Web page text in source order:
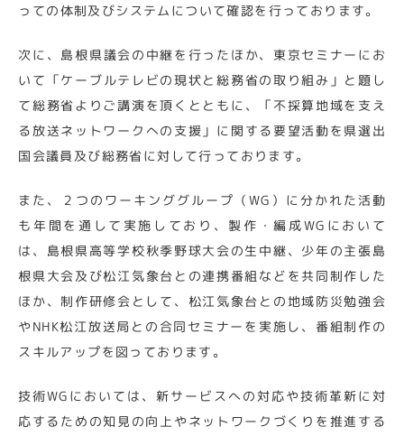
っての体制及びシステムについて確認を行っております。
次に、島根県議会の中継を行ったほか、東京セミナーにお
いて「ケーブルテレビの現状と総務省の取り組み」と題し
て総務省よりご講演を頂くとともに、「不採算地域を支え
る放送ネットワークへの支援」に関する要望活動を県選出
国会議員及び総務省に対して行っております。
また、２つのワーキンググループ（WG）に分かれた活動
も年間を通して実施しており、製作・編成WGにおいて
は、島根県高等学校秋季野球大会の生中継、少年の主張島
根県大会及び松江気象台との連携番組などを共同制作した
ほか、制作研修会として、松江気象台との地域防災勉強会
やNHK松江放送局との合同セミナーを実施し、番組制作の
スキルアップを図っております。
技術WGにおいては、新サービスへの対応や技術革新に対
応するための知見の向上やネットワークづくりを推進する